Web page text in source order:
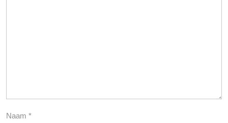
Naam *